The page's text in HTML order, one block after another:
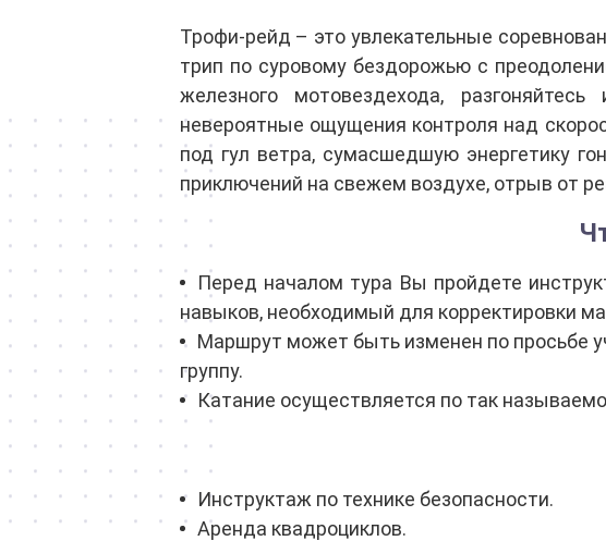
Трофи-рейд – это увлекательные
трип по суровому бездорожью с
железного мотовездехода,
невероятные ощущения контроля над
под гул ветра, сумасшедшую энергетику
приключений на свежем воздухе, отрыв от
Перед началом тура Вы пройдете
навыков, необходимый для корректировки
Маршрут может быть изменен по просьбе
группу.
Катание осуществляется по так
Инструктаж по технике безопасности.
Аренда квадроциклов.